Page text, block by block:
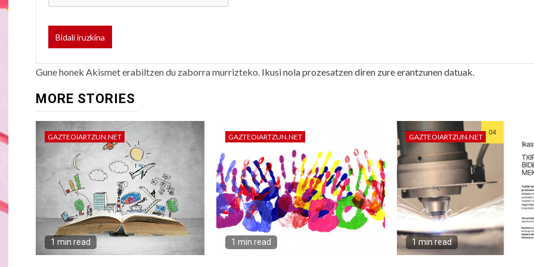
Gune honek Akismet erabiltzen du zaborra murrizteko. Ikusi nola prozesatzen diren zure erantzunen datuak.
MORE STORIES
GAZTEOIARTZUN.NET
1 min read
GAZTEOIARTZUN.NET
1 min read
GAZTEOIARTZUN.NET
1 min read